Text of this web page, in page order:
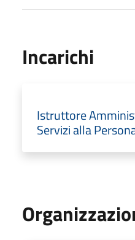
Incarichi
Istruttore
Servizi alla